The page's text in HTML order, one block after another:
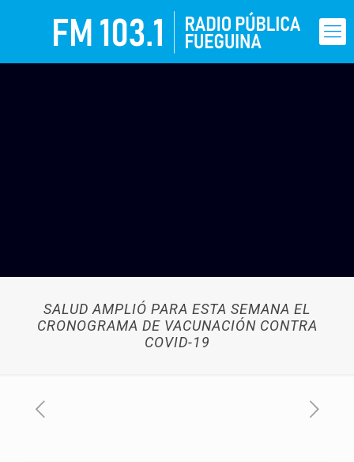
SALUD AMPLIÓ PARA ESTA SEMANA EL
CRONOGRAMA DE VACUNACIÓN CONTRA
COVID-19